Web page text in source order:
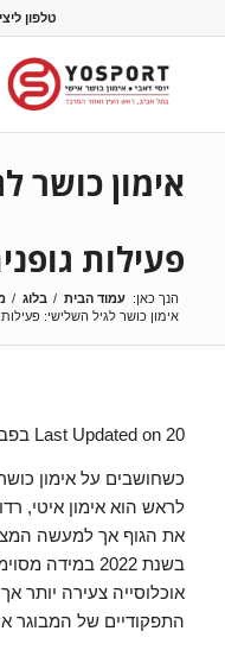
טלפון
אימון כושר
פעילות
הנך כאן: עמוד הבית / בלוג /
אימון כושר לגיל השלישי: פעילות
Last Updated on 20 בפברואר 2022 by
כשחושבים על אימון
לראש הוא אימון איטי,
את הגוף אך למעשה
בשנת 2022
אוכלוסייה צעירה יותר
התפקודיים של המבוגר